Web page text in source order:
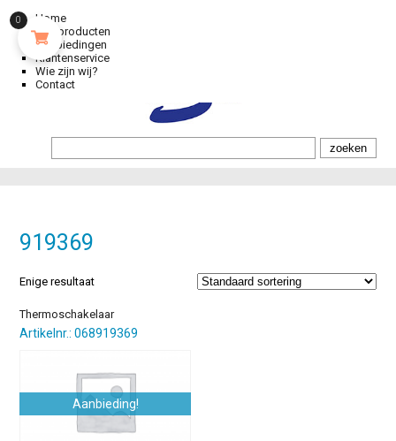
Home
Alle producten
Aanbiedingen
Klantenservice
Wie zijn wij?
Contact
919369
Enige resultaat
Thermoschakelaar
Artikelnr.: 068919369
Aanbieding!
0